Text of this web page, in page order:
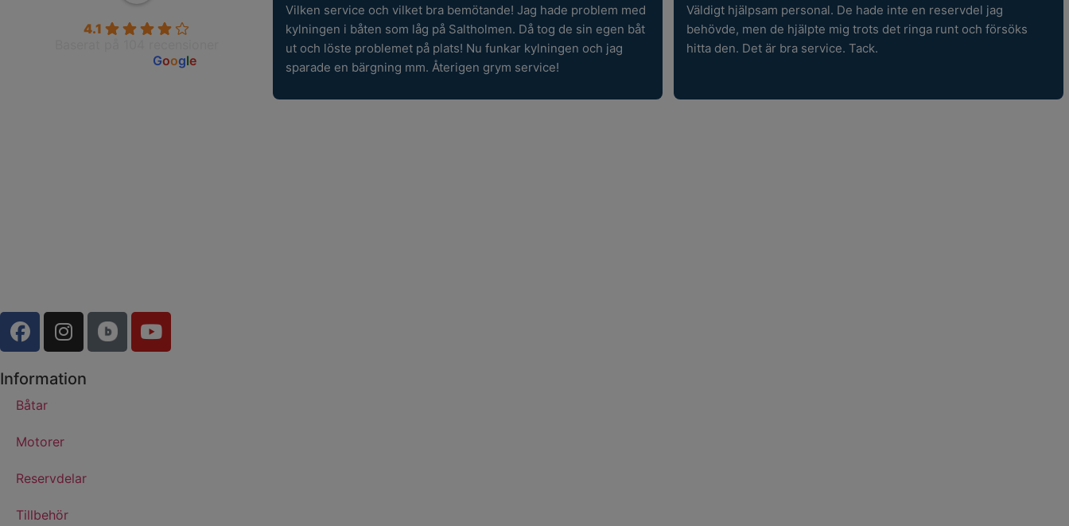
4.1
Google
Vilken service och vilket bra bemötande! Jag hade problem med
kylningen i båten som låg på Saltholmen. Då tog de sin egen båt
ut och löste problemet på plats! Nu funkar kylningen och jag
sparade en bärgning mm. Återigen grym service!
Väldigt hjälpsam personal. De hade inte en reservdel jag
behövde, men de hjälpte mig trots det ringa runt och försöks
hitta den. Det är bra service. Tack.
Information
Båtar
Motorer
Reservdelar
Tillbehör